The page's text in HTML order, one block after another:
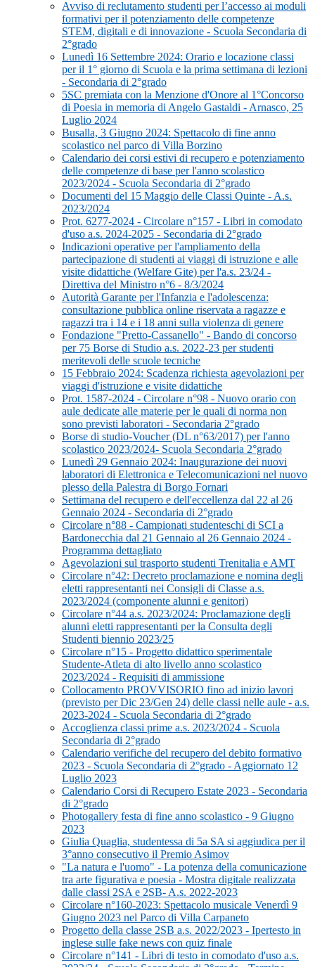
Avviso di reclutamento studenti per l’accesso ai moduli
formativi per il potenziamento delle competenze
STEM, digitali e di innovazione - Scuola Secondaria di
2°grado
Lunedì 16 Settembre 2024: Orario e locazione classi
per il 1° giorno di Scuola e la prima settimana di lezioni
- Secondaria di 2°grado
5SC premiata con la Menzione d'Onore al 1°Concorso
di Poesia in memoria di Angelo Gastaldi - Arnasco, 25
Luglio 2024
Busalla, 3 Giugno 2024: Spettacolo di fine anno
scolastico nel parco di Villa Borzino
Calendario dei corsi estivi di recupero e potenziamento
delle competenze di base per l'anno scolastico
2023/2024 - Scuola Secondaria di 2°grado
Documenti del 15 Maggio delle Classi Quinte - A.s.
2023/2024
Prot. 6277-2024 - Circolare n°157 - Libri in comodato
d'uso a.s. 2024-2025 - Secondaria di 2°grado
Indicazioni operative per l'ampliamento della
partecipazione di studenti ai viaggi di istruzione e alle
visite didattiche (Welfare Gite) per l'a.s. 23/24 -
Direttiva del Ministro n°6 - 8/3/2024
Autorità Garante per l'Infanzia e l'adolescenza:
consultazione pubblica online riservata a ragazze e
ragazzi tra i 14 e i 18 anni sulla violenza di genere
Fondazione "Pretto-Cassanello" - Bando di concorso
per 75 Borse di Studio a.s. 2022-23 per studenti
meritevoli delle scuole tecniche
15 Febbraio 2024: Scadenza richiesta agevolazioni per
viaggi d'istruzione e visite didattiche
Prot. 1587-2024 - Circolare n°98 - Nuovo orario con
aule dedicate alle materie per le quali di norma non
sono previsti laboratori - Secondaria 2°grado
Borse di studio-Voucher (DL n°63/2017) per l'anno
scolastico 2023/2024- Scuola Secondaria 2°grado
Lunedì 29 Gennaio 2024: Inaugurazione dei nuovi
laboratori di Elettronica e Telecomunicazioni nel nuovo
plesso della Palestra di Borgo Fornari
Settimana del recupero e dell'eccellenza dal 22 al 26
Gennaio 2024 - Secondaria di 2°grado
Circolare n°88 - Campionati studenteschi di SCI a
Bardonecchia dal 21 Gennaio al 26 Gennaio 2024 -
Programma dettagliato
Agevolazioni sul trasporto studenti Trenitalia e AMT
Circolare n°42: Decreto proclamazione e nomina degli
eletti rappresentanti nei Consigli di Classe a.s.
2023/2024 (componente alunni e genitori)
Circolare n°44 a.s. 2023/2024: Proclamazione degli
alunni eletti rappresentanti per la Consulta degli
Studenti biennio 2023/25
Circolare n°15 - Progetto didattico sperimentale
Studente-Atleta di alto livello anno scolastico
2023/2024 - Requisiti di ammissione
Collocamento PROVVISORIO fino ad inizio lavori
(previsto per Dic 23/Gen 24) delle classi nelle aule - a.s.
2023-2024 - Scuola Secondaria di 2°grado
Accoglienza classi prime a.s. 2023/2024 - Scuola
Secondaria di 2°grado
Calendario verifiche del recupero del debito formativo
2023 - Scuola Secondaria di 2°grado - Aggiornato 12
Luglio 2023
Calendario Corsi di Recupero Estate 2023 - Secondaria
di 2°grado
Photogallery festa di fine anno scolastico - 9 Giugno
2023
Giulia Quaglia, studentessa di 5a SA si aggiudica per il
3°anno consecutivo il Premio Asimov
"La natura e l'uomo" - La potenza della comunicazione
tra arte figurativa e poesia - Mostra digitale realizzata
dalle classi 2SA e 2SB- A.s. 2022-2023
Circolare n°160-2023: Spettacolo musicale Venerdì 9
Giugno 2023 nel Parco di Villa Carpaneto
Progetto della classe 2SB a.s. 2022/2023 - Ipertesto in
inglese sulle fake news con quiz finale
Circolare n°141 - Libri di testo in comodato d'uso a.s.